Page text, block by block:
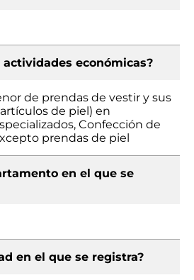
actividades económicas?
de prendas de vestir y sus
de piel) en
Confección de
prendas de piel
en el que se
en el que se registra?